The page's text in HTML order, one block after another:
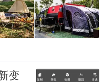
变